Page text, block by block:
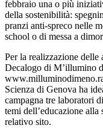
febbraio una o più
della sostenibilità:
pranzi anti-spreco nelle
school o di messa a
Per la realizzazione delle
Decalogo di M’illumino
Scienza di Genova ha
campagna tre laboratori
temi dell’educazione alla
relativo sito.